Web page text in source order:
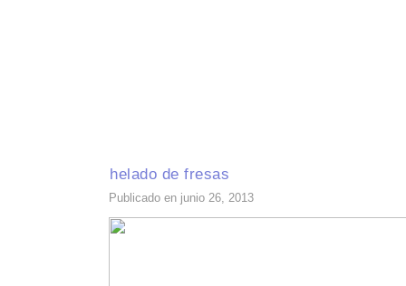
helado de fresas
Publicado en junio 26, 2013